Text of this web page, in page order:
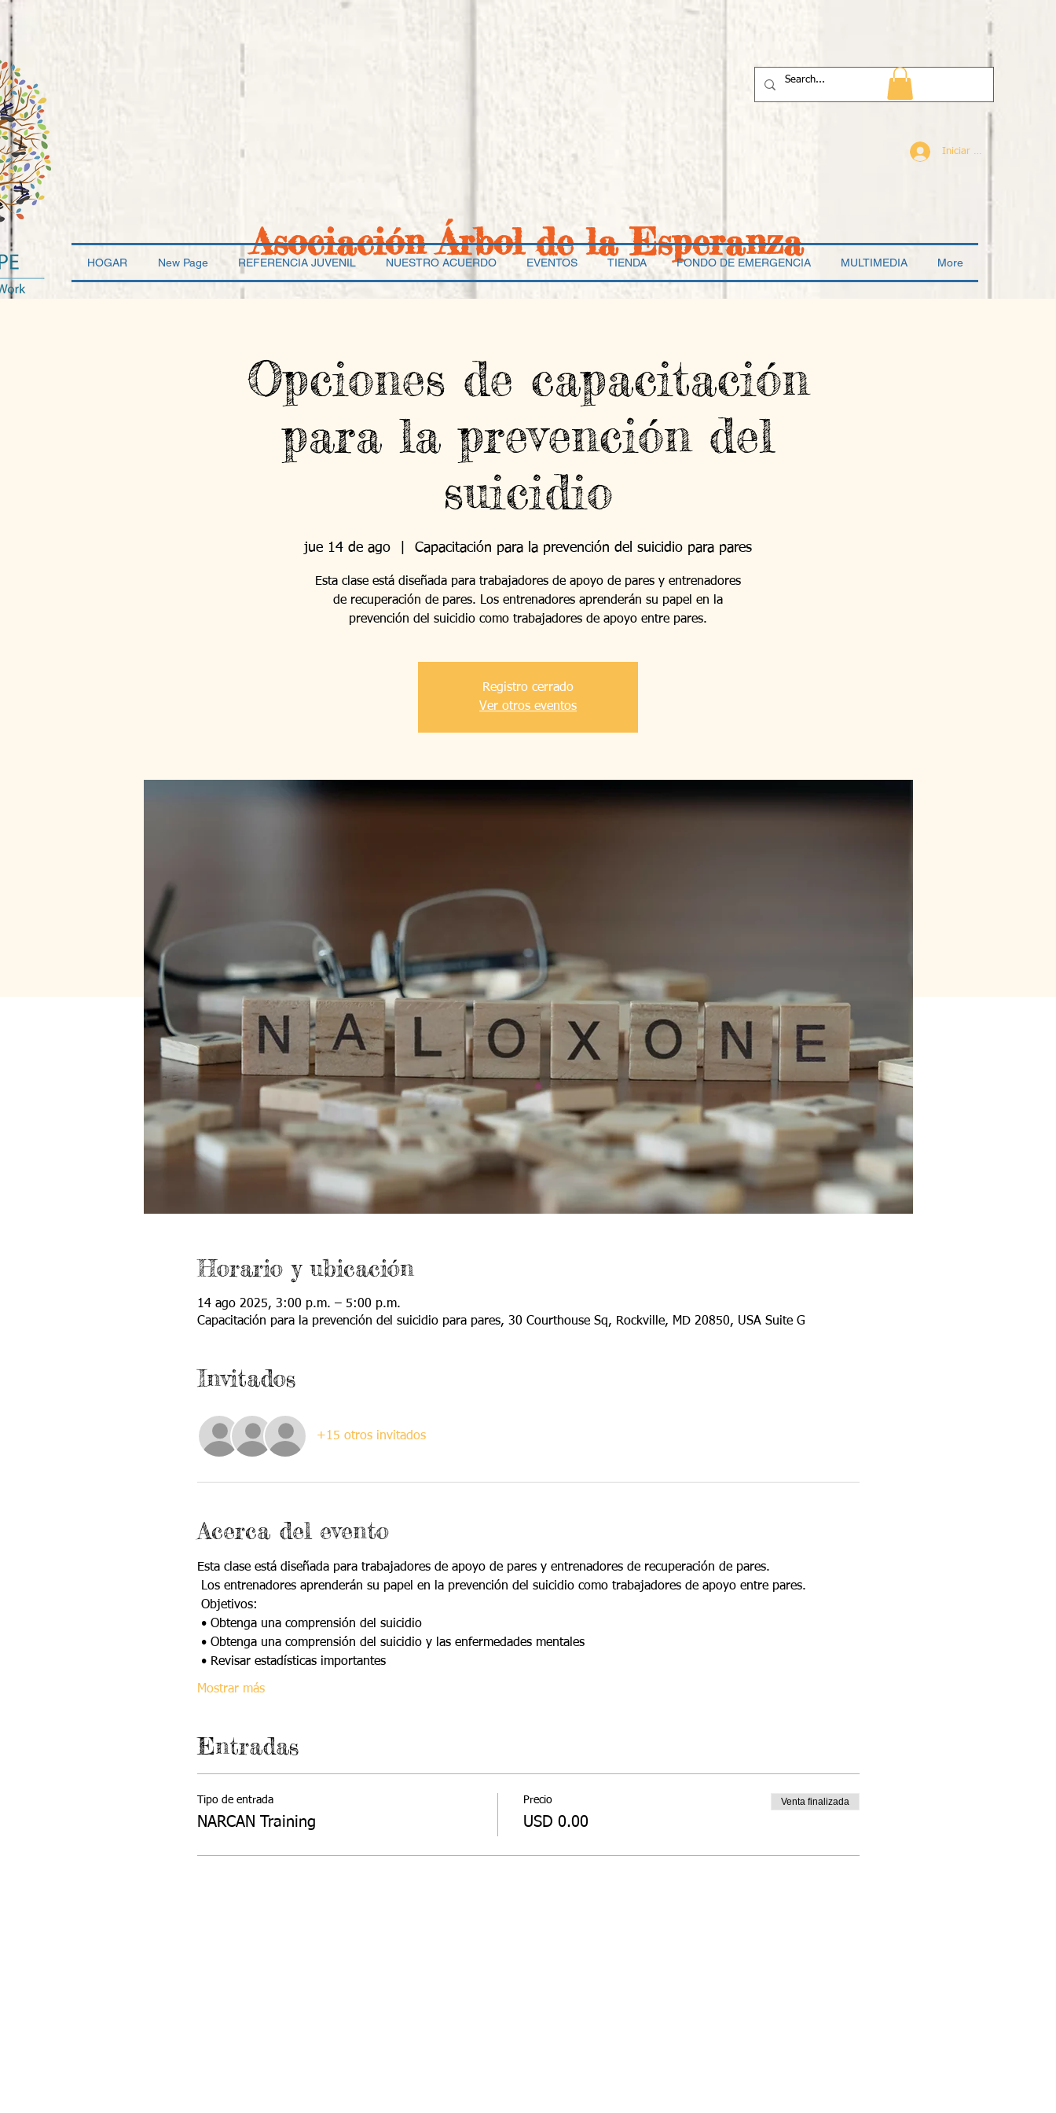
Iniciar sesión
Asociación Árbol de la Esperanza
HOGAR New Page REFERENCIA JUVENIL NUESTRO ACUERDO EVENTOS TIENDA FONDO DE EMERGENCIA MULTIMEDIA More
Opciones de capacitación
para la prevención del
suicidio
jue 14 de ago Capacitación para la prevención del suicidio para pares
Esta clase está diseñada para trabajadores de apoyo de pares y entrenadores
de recuperación de pares. Los entrenadores aprenderán su papel en la
prevención del suicidio como trabajadores de apoyo entre pares.
Registro cerrado
Ver otros eventos
Horario y ubicación
14 ago 2025, 3:00 p.m. – 5:00 p.m.
Capacitación para la prevención del suicidio para pares, 30 Courthouse Sq, Rockville, MD 20850, USA Suite G
Invitados
+15 otros invitados
Acerca del evento
Esta clase está diseñada para trabajadores de apoyo de pares y entrenadores de recuperación de pares.
Los entrenadores aprenderán su papel en la prevención del suicidio como trabajadores de apoyo entre pares.
Objetivos:
• Obtenga una comprensión del suicidio
• Obtenga una comprensión del suicidio y las enfermedades mentales
• Revisar estadísticas importantes
Mostrar más
Entradas
Tipo de entrada
NARCAN Training
Precio
USD 0.00
Venta finalizada